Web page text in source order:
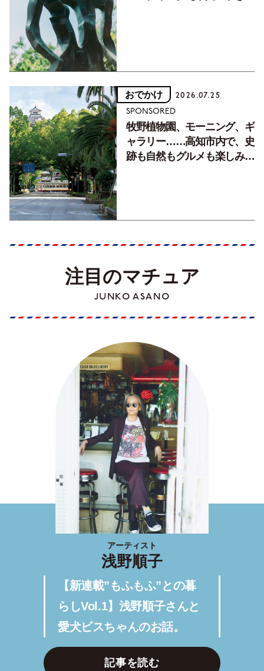
おでかけ 2026.07.25
SPONSORED
牧野植物園、モーニング、ギ
ャラリー……高知市内で、史
跡も自然もグルメも楽しみ尽
注目のマチュア
JUNKO ASANO
アーティスト
浅野順子
【新連載”もふもふ”との暮
らしVol.1】浅野順子さんと
愛犬ビスちゃんのお話。
記事を読む